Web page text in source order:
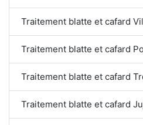
Traitement blatte et cafard
Traitement blatte et cafard
Traitement blatte et cafard
Traitement blatte et cafard